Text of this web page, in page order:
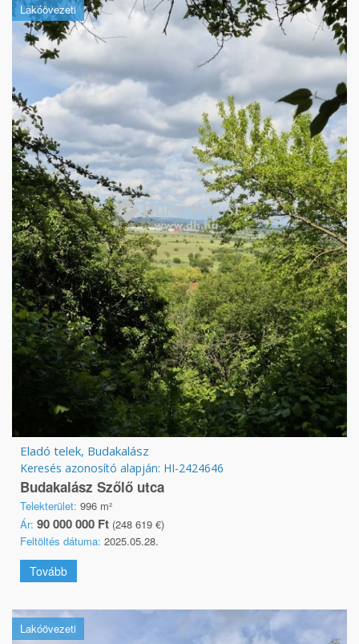
Lakóövezeti
Eladó telek, Budakalász
Keresés azonosító alapján: HI-2424646
Budakalász Szőlő utca
Telekterület: 996 m²
Ár: 90 000 000 Ft (248 619 €)
Feltöltés dátuma: 2025.05.28.
Tovább
Lakóövezeti